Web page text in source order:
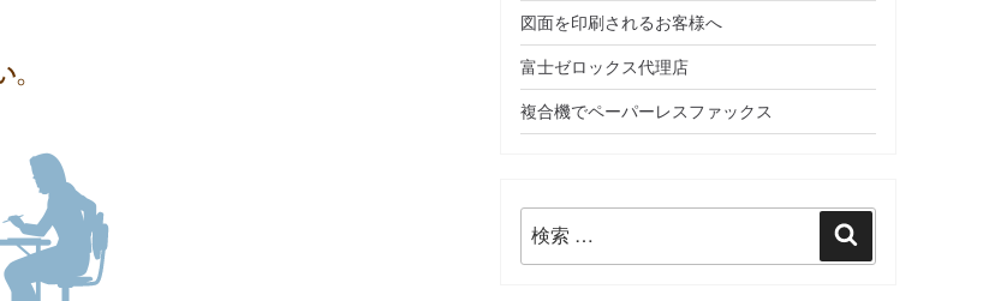
図面を印刷されるお客様へ
富士ゼロックス代理店
複合機でペーパーレスファックス
索:
索